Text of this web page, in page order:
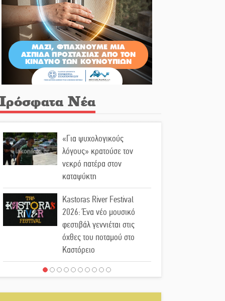
Νέα
«Για ψυχολογικούς
λόγους» κρατούσε τον
νεκρό πατέρα στον
καταψύκτη
Kastoras River Festival
2026: Ένα νέο μουσικό
φεστιβάλ γεννιέται στις
όχθες του ποταμού στο
Καστόρειο
Τα ζάρια παίρνουν «φωτιά»